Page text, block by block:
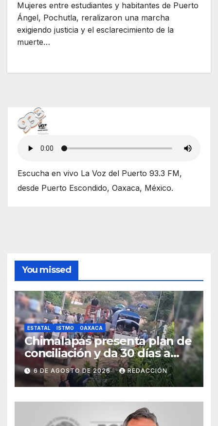
Mujeres entre estudiantes y habitantes de Puerto
Ángel, Pochutla, reralizaron una marcha
exigiendo justicia y el esclarecimiento de la
muerte…
Escucha en vivo La Voz del Puerto 93.3 FM,
desde Puerto Escondido, Oaxaca, México.
You missed
ESTATAL ISTMO OAXACA
Chimalapas presenta plan de
conciliación y da 30 días a
ejidos chiapanecos para
definir situación territorial
6 DE AGOSTO DE 2026 REDACCIÓN